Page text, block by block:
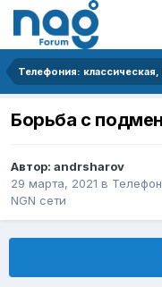
Борьба с
Автор: andrsharov
29 марта, 2021 в
NGN сети